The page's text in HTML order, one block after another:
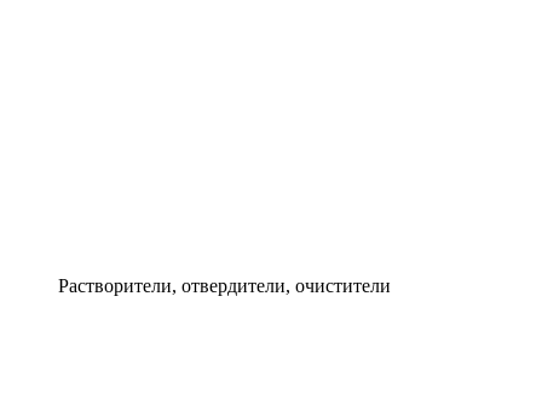
Растворители, отвердители, очистители